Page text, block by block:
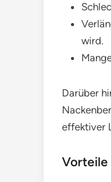
wird.
Darüber
effektiver
Vorteile